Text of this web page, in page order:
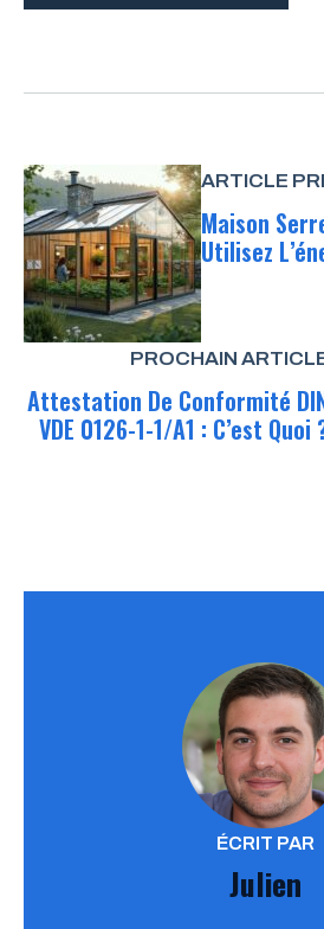
ARTICLE
Maison
Utilisez
PROCHAIN
Attestation De Conformité
VDE 0126-1-1/A1 : C’est Quoi
ÉCRIT PAR
Julien